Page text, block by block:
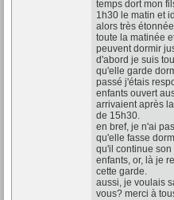
temps dort mon
1h30 le matin et
alors très
toute la matinée
peuvent dormir
d'abord je suis
qu'elle garde
passé j'étais
enfants ouvert
arrivaient après
de 15h30.
en bref, je n'ai
qu'elle fasse
qu'il continue
enfants, or, là je
cette garde.
aussi, je voulais
vous? merci à